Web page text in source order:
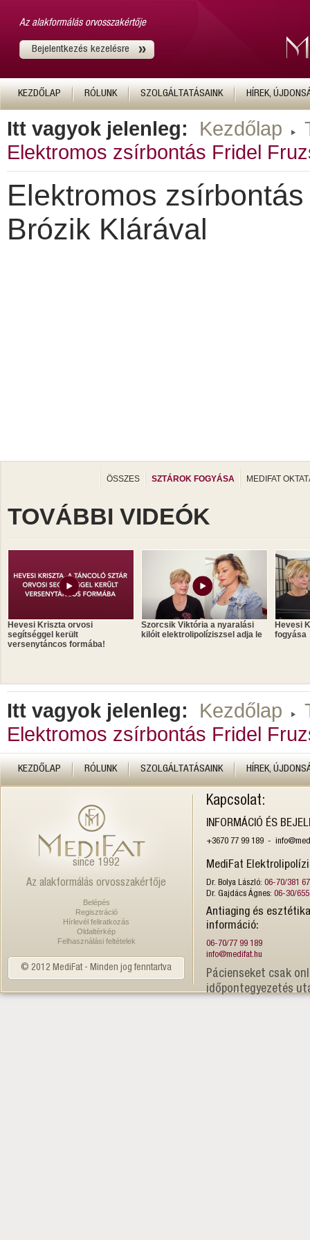
Az alakformálás orvosszakértője
Bejelentkezés kezelésre
KEZDŐLAP RÓLUNK SZOLGÁLTATÁSAINK HÍREK,
Itt vagyok jelenleg: Kezdőlap
Elektromos zsírbontás Fridel
Elektromos
Brózik Klárával
ÖSSZES SZTÁROK FOGYÁSA MEDIFAT
TOVÁBBI VIDEÓK
Hevesi Kriszta orvosi
segítséggel került
versenytáncos formába!
Szorcsik Viktória a nyaralási
kilóit elektrolipolíziszsel adja le
Hevesi
fogyása
Itt vagyok jelenleg: Kezdőlap
Elektromos zsírbontás Fridel
KEZDŐLAP RÓLUNK SZOLGÁLTATÁSAINK HÍREK,
since 1992
Az alakformálás orvosszakértője
Belépés
Regisztráció
Hírlevél feliratkozás
Oldaltérkép
Felhasználási feltételek
© 2012 MediFat - Minden jog fenntartva
Kapcsolat:
INFORMÁCIÓ ÉS
+3670 77 99 189 -
MediFat
Dr. Bolya László: 06-70/381
Dr. Gajdács Ágnes: 06-30/
Antiaging és
információ:
06-70/77 99 189
info@medifat.hu
Pácienseket csak
időpontegyezetés